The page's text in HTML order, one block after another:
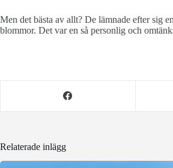
Men det bästa av allt? De lämnade efter sig
blommor. Det var en så personlig och
Relaterade inlägg